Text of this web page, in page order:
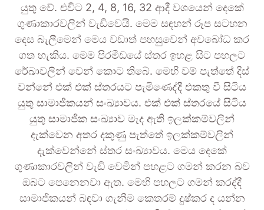
යුතු වේ. එවිට 2, 4, 8, 16, 32 ආදී වශයෙන් දෙකේ
ගුණාකාරවලින් වැඩිවෙයි. මෙම සඳහන් රූප සටහන
දෙස බැලීමෙන් මෙය වඩාත් පහසුවෙන් අවබෝධ කර
ගත හැකිය. මෙම පිරමීඩයේ ස්තර ඉහළ සිට පහලට
රේඛාවලින් වෙන් කොට තිබේ. මෙහි වම් පැත්තේ දිස්
වන්නේ එක් එක් ස්තරයට පැමිණෙද්දී එකතු වී සිටිය
යුතු සාමාජිකයන් සංඛ්‍යාවය. එක් එක් ස්තරයේ සිටිය
යුතු සාමාජික සංඛ්‍යාව මැද ඇති ඉලක්කම්වලින්
දැක්වෙන අතර දකුණු පැත්තේ ඉලක්කම්වලින්
දැක්වෙන්නේ ස්තර සංඛ්‍යාවය. මෙය දෙකේ
ගුණාකාරවලින් වැඩි වෙමින් පහළට ගමන් කරන බව
ඔබට පෙනෙනවා ඇත. මෙහි පහලට ගමන් කරද්දී
සාමාජිකයන් බඳවා ගැනීම කෙතරම් දුෂ්කර ද යන්න